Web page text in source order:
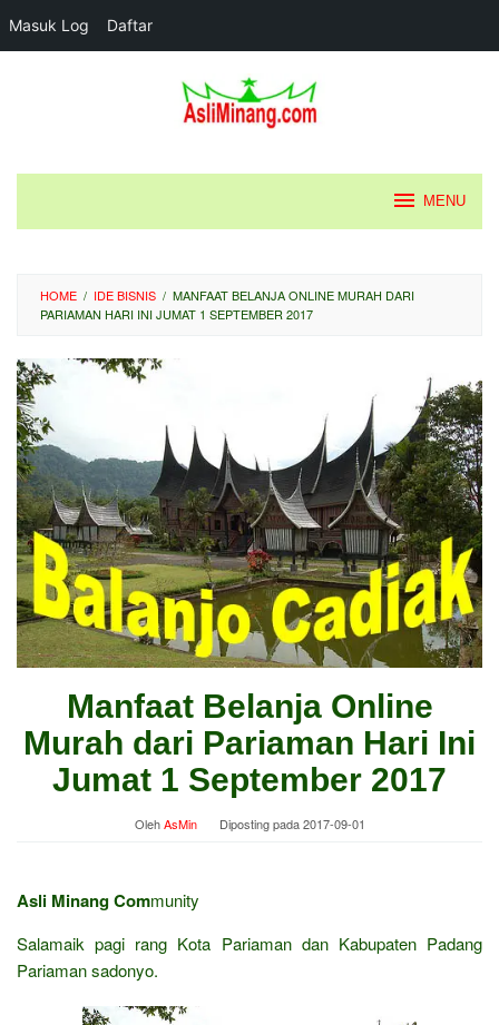
Masuk Log Daftar
MENU
HOME / IDE BISNIS / MANFAAT BELANJA ONLINE MURAH DARI
PARIAMAN HARI INI JUMAT 1 SEPTEMBER 2017
Manfaat Belanja Online
Murah dari Pariaman Hari Ini
Jumat 1 September 2017
OlehAsMin Diposting pada2017-09-01
Asli Minang Community
Salamaik pagi rang Kota Pariaman dan Kabupaten Padang
Pariaman sadonyo.